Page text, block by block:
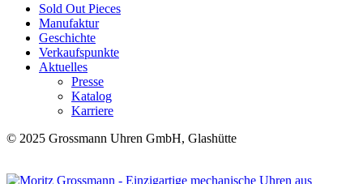
Sold Out Pieces
Manufaktur
Geschichte
Verkaufspunkte
Aktuelles
Presse
Katalog
Karriere
© 2025 Grossmann Uhren GmbH, Glashütte